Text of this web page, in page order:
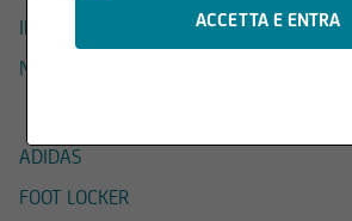
INDITEX
NEXT
ADIDAS
FOOT LOCKER
I contenuti del Sito - che
marchi - sono coperti da